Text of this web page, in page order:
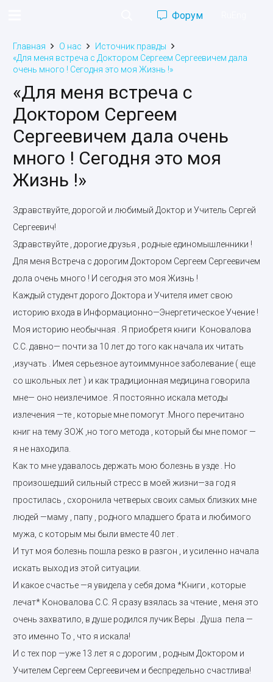
Форум
Главная О нас
Источник правды
«Для меня встреча с Доктором Сергеем Сергеевичем дала
очень много ! Сегодня это моя Жизнь !»
«Для меня встреча с
Доктором Сергеем
Сергеевичем дала очень
много ! Сегодня это моя
Жизнь !»
Здравствуйте, дорогой и любимый Доктор и Учитель Сергей
Сергеевич!
Здравствуйте , дорогие друзья , родные единомышленники !
Для меня Встреча с дорогим Доктором Сергеем Сергеевичем
дола очень много ! И сегодня это моя Жизнь !
Каждый студент дорого Доктора и Учителя имет свою
историю входа в Информационно—Энергетическое Учение !
Моя историю необычная . Я приобретя книги Коновалова
С.С. давно— почти за 10 лет до того как начала их читать
,изучать . Имея серьезное аутоиммунное заболевание ( еще
со школьных лет ) и как традиционная медицина говорила
мне— оно неизлечимое . Я постоянно искала методы
излечения —те , которые мне помогут .Много перечитано
книг на тему ЗОЖ ,но того метода , который бы мне помог —
я не находила.
Как то мне удавалось держать мою болезнь в узде . Но
произошедший сильный стресс в моей жизни—за год я
простилась , схоронила четверых своих самых близких мне
людей —маму , папу , родного младшего брата и любимого
мужа, с которым мы были вместе 40 лет .
И тут моя болезнь пошла резко в разгон , и усиленно начала
искать выход из этой ситуации.
И какое счастье —я увидела у себя дома *Книги , которые
лечат* Коновалова С.С. Я сразу взялась за чтение , меня это
очень захватило, в душе родился лучик Веры . Душа пела —
это именно То , что я искала!
И с тех пор —уже 13 лет я с дорогим , родным Доктором и
Учителем Сергеем Сергеевичем и беспредельно счастлива!